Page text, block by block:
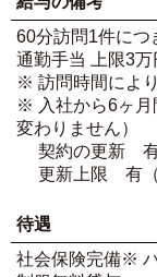
60分訪問1件につ
通勤手当 上限3万
※ 訪問時間によ
※ 入社から6ヶ月
変わりません）
契約の更新 有
更新上限 有（
待遇
社会保険完備※